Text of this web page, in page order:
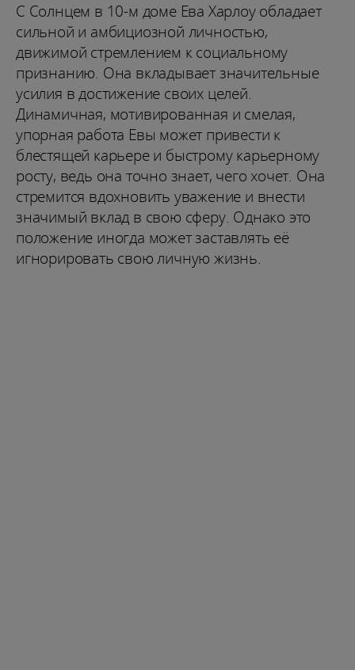
С Солнцем в 10-м доме Ева Харлоу обладает
сильной и амбициозной личностью,
движимой стремлением к социальному
признанию. Она вкладывает значительные
усилия в достижение своих целей.
Динамичная, мотивированная и смелая,
упорная работа Евы может привести к
блестящей карьере и быстрому карьерному
росту, ведь она точно знает, чего хочет. Она
стремится вдохновить уважение и внести
значимый вклад в свою сферу. Однако это
положение иногда может заставлять её
игнорировать свою личную жизнь.